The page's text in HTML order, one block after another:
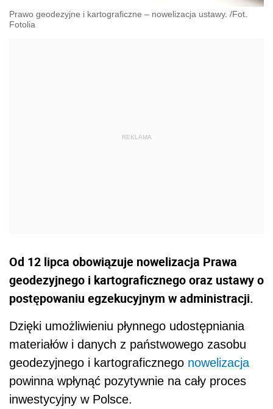
Prawo geodezyjne i kartograficzne – nowelizacja ustawy. /Fot.
Fotolia
Od 12 lipca obowiązuje nowelizacja Prawa
geodezyjnego i kartograficznego oraz ustawy o
postępowaniu egzekucyjnym w administracji.
Dzięki umożliwieniu płynnego udostępniania
materiałów i danych z państwowego zasobu
geodezyjnego i kartograficznego nowelizacja
powinna wpłynąć pozytywnie na cały proces
inwestycyjny w Polsce.